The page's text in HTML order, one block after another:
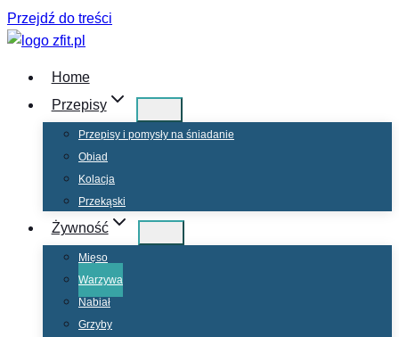
Przejdź do treści
Home
Przepisy
Przepisy i pomysły na śniadanie
Obiad
Kolacja
Przekąski
Żywność
Mięso
Warzywa
Nabiał
Grzyby